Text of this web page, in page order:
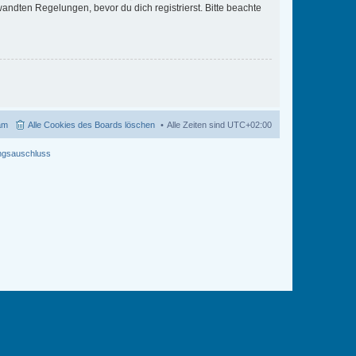
Regelungen, bevor du dich registrierst. Bitte beachte
Alle Zeiten sind UTC+02:00
Alle Cookies des Boards löschen